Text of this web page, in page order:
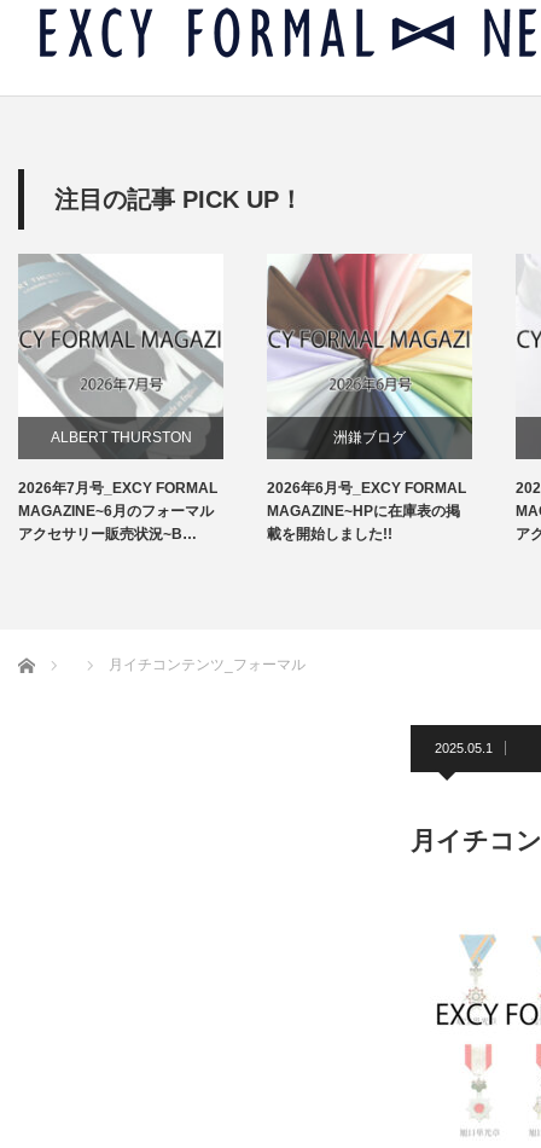
注目の記事 PICK UP！
ALBERT THURSTON
お知らせ
2026年7月号_EXCY FORMAL
MAGAZINE~6月のフォーマル
アクセサリー販売状況~B…
洲鎌ブログ
2026年6月号_EXCY FORMAL
MAGAZINE~HPに在庫表の掲
載を開始しました!!
ア
ホーム 月イチコンテンツ_フォーマル
2025.05.1
月イチコ